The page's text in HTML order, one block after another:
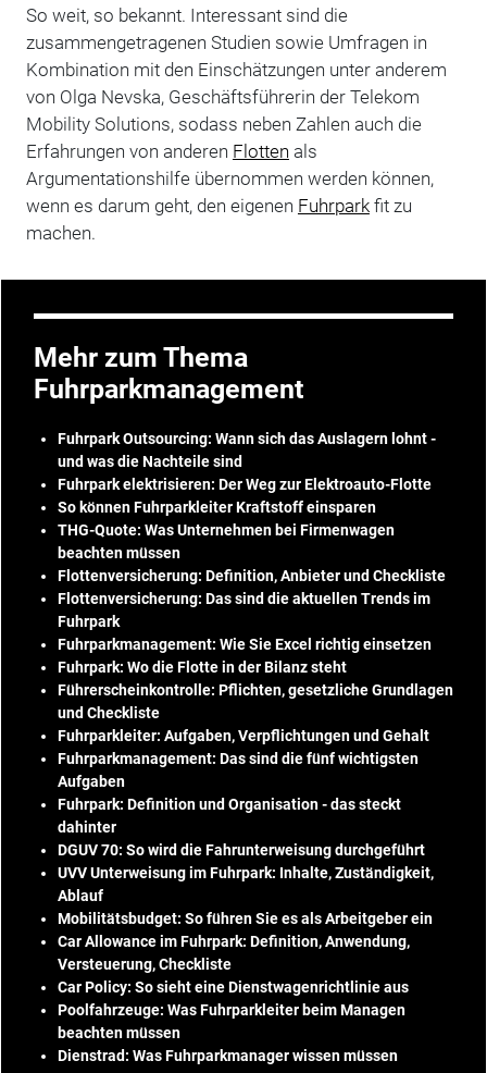
So weit, so bekannt. Interessant sind die
zusammengetragenen Studien sowie Umfragen in
Kombination mit den Einschätzungen unter anderem
von Olga Nevska, Geschäftsführerin der Telekom
Mobility Solutions, sodass neben Zahlen auch die
Erfahrungen von anderen Flotten als
Argumentationshilfe übernommen werden können,
wenn es darum geht, den eigenen Fuhrparkfit zu
machen.
Mehr zum Thema
Fuhrparkmanagement
Fuhrpark Outsourcing: Wann sich das Auslagern lohnt -
und was die Nachteile sind
Fuhrpark elektrisieren: Der Weg zur Elektroauto-Flotte
So können Fuhrparkleiter Kraftstoff einsparen
THG-Quote: Was Unternehmen bei Firmenwagen
beachten müssen
Flottenversicherung: Definition, Anbieter und Checkliste
Flottenversicherung: Das sind die aktuellen Trends im
Fuhrpark
Fuhrparkmanagement: Wie Sie Excel richtig einsetzen
Fuhrpark: Wo die Flotte in der Bilanz steht
Führerscheinkontrolle: Pflichten, gesetzliche Grundlagen
und Checkliste
Fuhrparkleiter: Aufgaben, Verpflichtungen und Gehalt
Fuhrparkmanagement: Das sind die fünf wichtigsten
Aufgaben
Fuhrpark: Definition und Organisation - das steckt
dahinter
DGUV 70: So wird die Fahrunterweisung durchgeführt
UVV Unterweisung im Fuhrpark: Inhalte, Zuständigkeit,
Ablauf
Mobilitätsbudget: So führen Sie es als Arbeitgeber ein
Car Allowance im Fuhrpark: Definition, Anwendung,
Versteuerung, Checkliste
Car Policy: So sieht eine Dienstwagenrichtlinie aus
Poolfahrzeuge: Was Fuhrparkleiter beim Managen
beachten müssen
Dienstrad: Was Fuhrparkmanager wissen müssen